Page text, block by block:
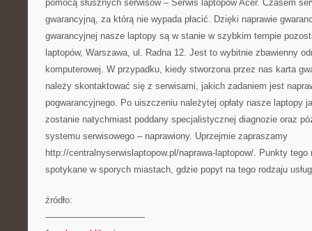
pomocą słusznych serwisów – Serwis laptopów Acer. Czasem
gwarancyjną, za którą nie wypada płacić. Dzięki naprawie
gwarancyjnej nasze laptopy są w stanie w szybkim tempie
laptopów, Warszawa, ul. Radna 12. Jest to wybitnie zbawienny
komputerowej. W przypadku, kiedy stworzona przez nas karta
należy skontaktować się z serwisami, jakich zadaniem jest
pogwarancyjnego. Po uiszczeniu należytej opłaty nasze laptopy
zostanie natychmiast poddany specjalistycznej diagnozie oraz
systemu serwisowego – naprawiony. Uprzejmie zapraszamy
http://centralnyserwislaptopow.pl/naprawa-laptopow/. Punkty
spotykane w sporych miastach, gdzie popyt na tego rodzaju
źródło:
———————————